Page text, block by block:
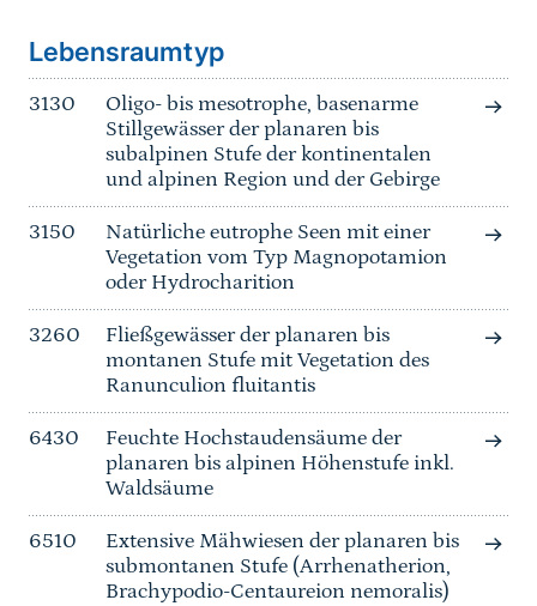
Lebensraumtyp
3130
Oligo- bis mesotrophe, basenarme
Stillgewässer der planaren bis
subalpinen Stufe der kontinentalen
und alpinen Region und der Gebirge
3150
Natürliche eutrophe Seen mit einer
Vegetation vom Typ Magnopotamion
oder Hydrocharition
3260
Fließgewässer der planaren bis
montanen Stufe mit Vegetation des
Ranunculion fluitantis
6430
Feuchte Hochstaudensäume der
planaren bis alpinen Höhenstufe inkl.
Waldsäume
6510
Extensive Mähwiesen der planaren bis
submontanen Stufe (Arrhenatherion,
Brachypodio-Centaureion nemoralis)